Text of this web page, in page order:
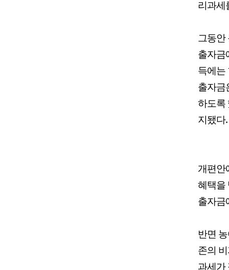
리과세
그동안
출자금
득에는
출자금
하도록
지됐다.
개편안
혜택을
출자금
반면
존의
과세가